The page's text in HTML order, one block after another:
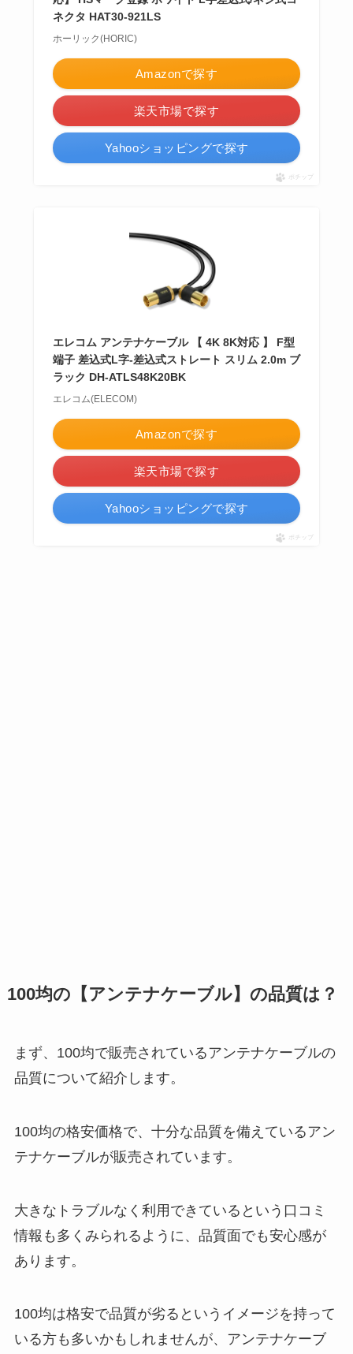
ネクタ HAT30-921LS
ホーリック(HORIC)
Amazonで探す
楽天市場で探す
Yahooショッピングで探す
ポチップ
エレコム アンテナケーブル 【 4K 8K対応 】 F型
端子 差込式L字-差込式ストレート スリム 2.0m ブ
ラック DH-ATLS48K20BK
エレコム(ELECOM)
Amazonで探す
楽天市場で探す
Yahooショッピングで探す
ポチップ
100均の【アンテナケーブル】の品質は？
まず、100均で販売されているアンテナケーブルの
品質について紹介します。
100均の格安価格で、十分な品質を備えているアン
テナケーブルが販売されています。
大きなトラブルなく利用できているという口コミ
情報も多くみられるように、品質面でも安心感が
あります。
100均は格安で品質が劣るというイメージを持って
いる方も多いかもしれませんが、アンテナケーブ